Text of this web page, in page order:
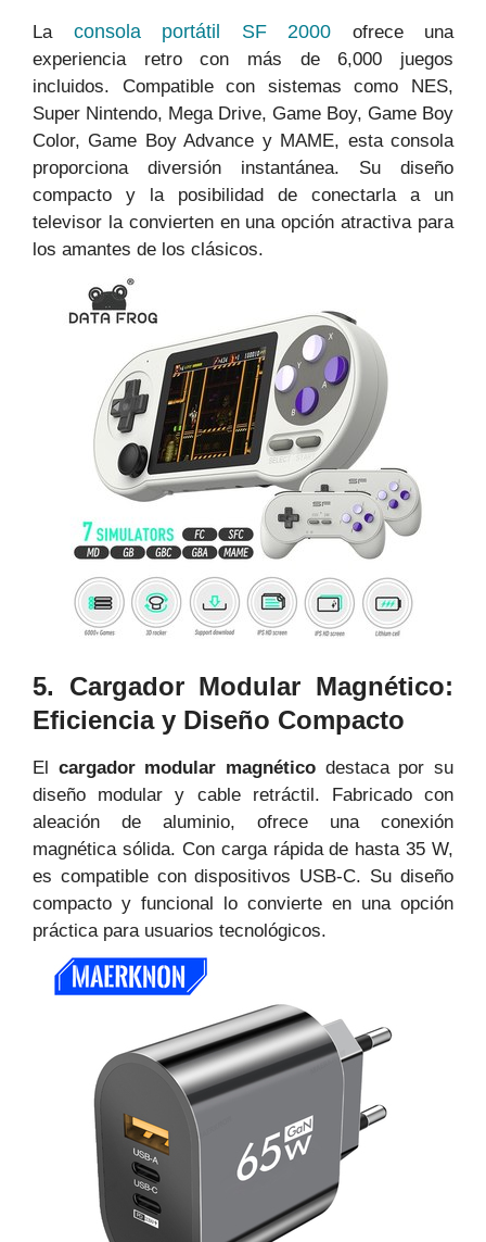
La consola portátil SF 2000 ofrece una
experiencia retro con más de 6,000 juegos
incluidos. Compatible con sistemas como NES,
Super Nintendo, Mega Drive, Game Boy, Game Boy
Color, Game Boy Advance y MAME, esta consola
proporciona diversión instantánea. Su diseño
compacto y la posibilidad de conectarla a un
televisor la convierten en una opción atractiva para
los amantes de los clásicos.
5. Cargador Modular Magnético:
Eficiencia y Diseño Compacto
El cargador modular magnético destaca por su
diseño modular y cable retráctil. Fabricado con
aleación de aluminio, ofrece una conexión
magnética sólida. Con carga rápida de hasta 35 W,
es compatible con dispositivos USB-C. Su diseño
compacto y funcional lo convierte en una opción
práctica para usuarios tecnológicos.